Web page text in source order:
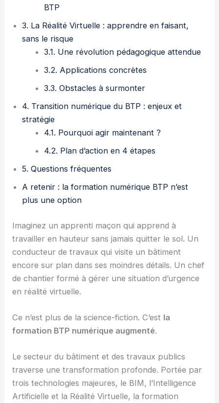
BTP
3. La Réalité Virtuelle : apprendre en faisant,
sans le risque
3.1. Une révolution pédagogique attendue
3.2. Applications concrètes
3.3. Obstacles à surmonter
4. Transition numérique du BTP : enjeux et
stratégie
4.1. Pourquoi agir maintenant ?
4.2. Plan d’action en 4 étapes
5. Questions fréquentes
A retenir : la formation numérique BTP n’est
plus une option
Imaginez un apprenti maçon qui apprend à
travailler en hauteur sans jamais quitter le sol. Un
conducteur de travaux qui visite un bâtiment
encore sur plan dans ses moindres détails. Un chef
de chantier formé à gérer une situation d’urgence
en réalité virtuelle.
Ce n’est plus de la science-fiction. C’est la
formation BTP numérique augmenté.
Le secteur du bâtiment et des travaux publics
traverse une transformation profonde. Portée par
trois technologies majeures, le BIM, l’Intelligence
Artificielle et la Réalité Virtuelle, la formation